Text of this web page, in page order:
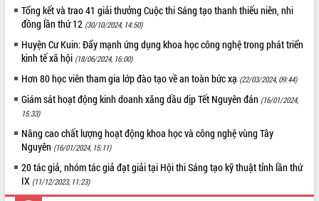
Hội thảo góp ý hồ sơ điều chỉnh quy
hoạch tỉnh Đắk Lắk thời kỳ 2021-2030,
tầm nhìn đến năm 2050
Nâng cao hiệu quả hoạt động của các
doanh nghiệp nhà nước
Hội nghị triển khai kết nối mạng
truyền số liệu chuyên dùng phục vụ cơ
quan Đảng, Nhà nước
Lễ phát động chuỗi hoạt động chung
tay làm sạch môi trường
Xã Ea Kar bước chuyển mình trong
công tác cải cách hành chính mô hình
mới
Tổng kết và trao 41 giải thưởng Cuộc thi Sáng tạo thanh thiếu niên, nhi
đồng lần thứ 12 (30/10/2024, 14:50)
Huyện Cư Kuin: Đẩy mạnh ứng dụng khoa học công nghệ trong phát triển
kinh tế xã hội (18/06/2024, 16:00)
Hơn 80 học viên tham gia lớp đào tạo về an toàn bức xạ (22/03/2024, 09:44)
Giám sát hoạt động kinh doanh xăng dầu dịp Tết Nguyên đán (16/01/2024,
15:33)
Nâng cao chất lượng hoạt động khoa học và công nghệ vùng Tây
Nguyên (16/01/2024, 15:11)
20 tác giả, nhóm tác giả đạt giải tại Hội thi Sáng tạo kỹ thuật tỉnh lần thứ
IX (11/12/2023, 11:23)